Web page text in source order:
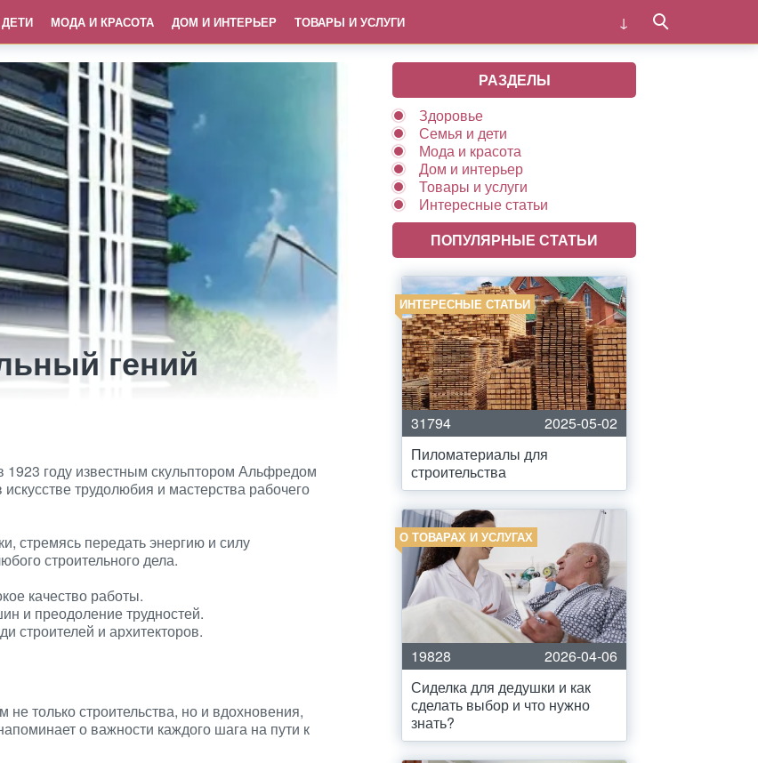
МОДА И КРАСОТА ДОМ И ИНТЕРЬЕР ТОВАРЫ И УСЛУГИ
гений
1923 году известным скульптором Альфредом
трудолюбия и мастерства рабочего
стремясь передать энергию и силу
строительного дела.
качество работы.
и преодоление трудностей.
строителей и архитекторов.
только строительства, но и вдохновения,
о важности каждого шага на пути к
РАЗДЕЛЫ
Здоровье
Семья и дети
Мода и красота
Дом и интерьер
Товары и услуги
Интересные статьи
ПОПУЛЯРНЫЕ СТАТЬИ
ИНТЕРЕСНЫЕ СТАТЬИ
31794
2025-05-02
Пиломатериалы для
строительства
О ТОВАРАХ И УСЛУГАХ
19828
2026-04-06
Сиделка для дедушки и как
сделать выбор и что нужно
знать?